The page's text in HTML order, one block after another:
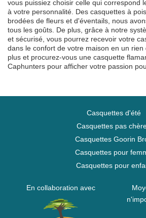
vous puissiez choisir celle qui correspond
à votre personnalité. Des casquettes à
brodées de fleurs et d'éventails, nous
tous les goûts. De plus, grâce à notre
et sécurisé, vous pourrez recevoir votre
dans le confort de votre maison en un
plus et procurez-vous une casquette
Caphunters pour afficher votre passion
Casquettes d'été
Casquettes pas
Casquettes Goorin
Casquettes pour
Casquettes pour
En collaboration avec